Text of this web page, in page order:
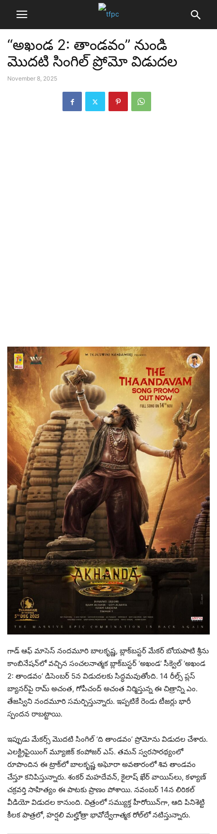
“అఖండ 2: తాండవం” నుండి
మొదటి సింగిల్ ప్రోమో విడుదల
November 8, 2025
గాడ్ ఆఫ్ మాసెస్ నందమూరి బాలకృష్ణ, బ్లాక్‌బస్టర్ మేకర్ బోయపాటి శ్రీను
కాంబినేషన్‌లో వచ్చిన సంచలనాత్మక బ్లాక్‌బస్టర్ ‘అఖండ’ సీక్వెల్ ‘అఖండ
2: తాండవం’ డిసెంబర్ 5న విడుదలకు సిద్ధమవుతోంది. 14 రీల్స్ ప్లస్
బ్యానర్‌పై రామ్ అచంత, గోపీచంద్ అచంత నిర్మిస్తున్న ఈ చిత్రాన్ని ఎం.
తేజస్విని నందమూరి సమర్పిస్తున్నారు. ఇప్పటికే రెండు టీజర్లు భారీ
స్పందన రాబట్టాయి.
ఇప్పుడు మేకర్స్ మొదటి సింగిల్ ‘ది తాండవం’ ప్రోమోను విడుదల చేశారు.
ఎలక్ట్రిఫైయింగ్ మ్యూజిక్ కంపోజర్ ఎస్. తమన్ స్వరసారథ్యంలో
రూపొందిన ఈ ట్రాక్‌లో బాలకృష్ణ అఘోరా అవతారంలో శివ తాండవం
చేస్తూ కనిపిస్తున్నారు. శంకర్ మహదేవన్, కైలాష్ ఖేర్ వాయిస్‌లు, కళ్యాణ్
చక్రవర్తి సాహిత్యం ఈ పాటకు ప్రాణం పోశాయి. నవంబర్ 14న లిరికల్
వీడియో విడుదల కానుంది. చిత్రంలో సమ్యుక్త హీరోయిన్‌గా, ఆది పినిశెట్టి
కీలక పాత్రలో, హర్షలి మల్హోత్రా భావోద్వేగాత్మక రోల్‌లో నటిస్తున్నారు.